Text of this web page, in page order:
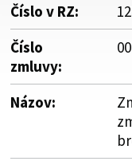
Číslo v RZ:
Číslo
zmluvy:
Názov: